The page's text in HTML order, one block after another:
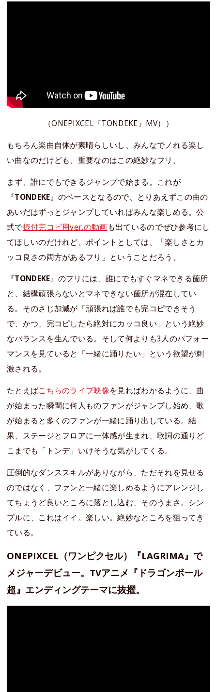
（ONEPIXCEL『TONDEKE』MV））
もちろん楽曲自体が素晴らしいし、みんなでノれる楽し
い曲なのだけども、重要なのはこの絶妙なフリ。
まず、誰にでもできるジャンプで始まる。これが
『TONDEKE』のベースとなるので、とりあえずこの曲の
あいだはずっとジャンプしていればみんな楽しめる。公
式で振付完コピ用ver.の動画も出ているのでぜひ参考にし
てほしいのだけれど、ポイントとしては、「楽しさとカ
ッコ良さの両方があるフリ」ということだろう。
『TONDEKE』のフリには、誰にでもすぐマネできる箇所
と、結構頑張らないとマネできない箇所が混在してい
る。そのさじ加減が「頑張れば誰でも完コピできそう
で、かつ、完コピしたら絶対にカッコ良い」という絶妙
なバランスを生んでいる。そして何よりも3人のパフォー
マンスを見ていると「一緒に踊りたい」という欲望が刺
激される。
たとえばこちらのライブ映像を見ればわかるように、曲
が始まった瞬間に何人ものファンがジャンプし始め、歌
が始まると多くのファンが一緒に踊り出している。結
果、ステージとフロアに一体感が生まれ、歌詞の通りど
こまでも「トンデ」いけそうな気がしてくる。
圧倒的なダンススキルがありながら、ただそれを見せる
のではなく、ファンと一緒に楽しめるようにアレンジし
てちょうど良いところに落とし込む、そのうまさ。シン
プルに、これはイイ。楽しい。絶妙なところを狙ってき
ている。
ONEPIXCEL（ワンピクセル）『LAGRIMA』で
メジャーデビュー。TVアニメ『ドラゴンボール
超』エンディングテーマに抜擢。